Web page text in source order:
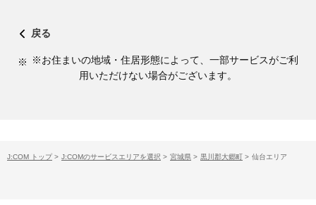
戻る
※お住まいの地域・住居形態によって、一部サービスがご利
用いただけない場合がございます。
J:COM トップ > J:COMのサービスエリアを選択 > 宮城県 > 黒川郡大郷町 > 仙台エリア